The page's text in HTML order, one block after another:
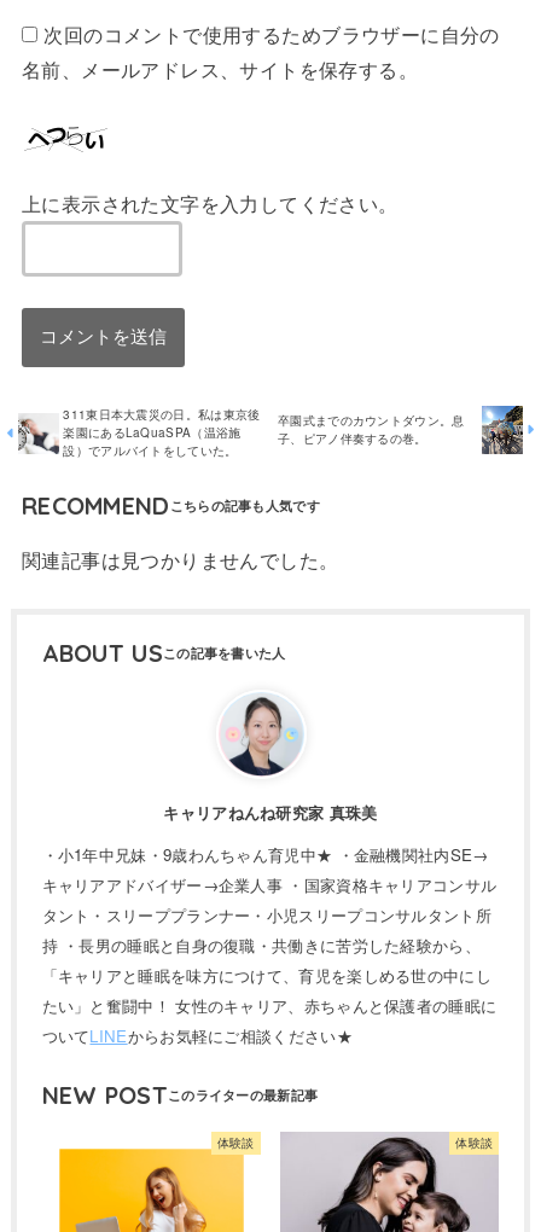
次回のコメントで使用するためブラウザーに自分の
名前、メールアドレス、サイトを保存する。
上に表示された文字を入力してください。
311東日本大震災の日。私は東京後
楽園にあるLaQuaSPA（温浴施
設）でアルバイトをしていた。
卒園式までのカウントダウン。息
子、ピアノ伴奏するの巻。
RECOMMEND
関連記事は見つかりませんでした。
ABOUT US
キャリアねんね研究家 真珠美
・小1年中兄妹・9歳わんちゃん育児中★ ・金融機関社内SE→
キャリアアドバイザー→企業人事 ・国家資格キャリアコンサル
タント・スリーププランナー・小児スリープコンサルタント所
持 ・長男の睡眠と自身の復職・共働きに苦労した経験から、
「キャリアと睡眠を味方につけて、育児を楽しめる世の中にし
たい」と奮闘中！ 女性のキャリア、赤ちゃんと保護者の睡眠に
ついてLINEからお気軽にご相談ください★
NEW POST
体験談 体験談